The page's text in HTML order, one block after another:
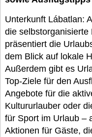
Unterkunft Lábatlan:
die selbstorganisierte
präsentiert die
dem Blick auf lokale
Außerdem gibt es
Top-Ziele für den
Angebote für die
Kultururlauber oder
für Sport im Urlaub –
Aktionen für Gäste,